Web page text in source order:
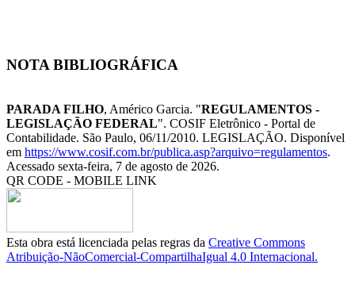
NOTA BIBLIOGRÁFICA
PARADA FILHO, Américo Garcia. "REGULAMENTOS -
LEGISLAÇÃO FEDERAL". COSIF Eletrônico - Portal de
Contabilidade. São Paulo, 06/11/2010. LEGISLAÇÃO. Disponível
em https://www.cosif.com.br/publica.asp?arquivo=regulamentos.
Acessado sexta-feira, 7 de agosto de 2026.
QR CODE - MOBILE LINK
Esta obra está licenciada pelas regras da Creative Commons
Atribuição-NãoComercial-CompartilhaIgual 4.0 Internacional.